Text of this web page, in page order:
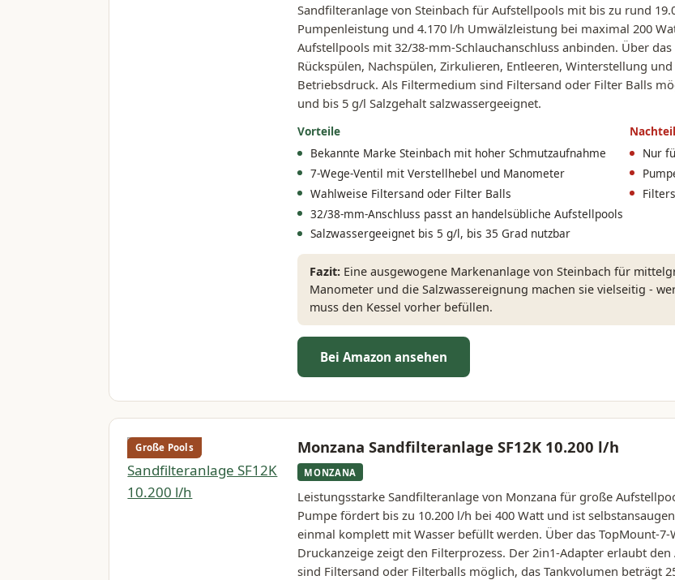
Sandfilteranlage von Steinbach für Aufstellpools mit bis zu rund
Pumpenleistung und 4.170 l/h Umwälzleistung bei maximal 200
Aufstellpools mit 32/38-mm-Schlauchanschluss anbinden. Über
Rückspülen, Nachspülen, Zirkulieren, Entleeren, Winterstellung
Betriebsdruck. Als Filtermedium sind Filtersand oder Filter Balls
und bis 5 g/l Salzgehalt salzwassergeeignet.
Vorteile
Bekannte Marke Steinbach mit hoher Schmutzaufnahme
7-Wege-Ventil mit Verstellhebel und Manometer
Wahlweise Filtersand oder Filter Balls
32/38-mm-Anschluss passt an handelsübliche Aufstellpools
Salzwassergeeignet bis 5 g/l, bis 35 Grad nutzbar
Nur
Fazit:Eine ausgewogene Markenanlage von Steinbach für
Manometer und die Salzwassereignung machen sie vielseitig -
muss den Kessel vorher befüllen.
Bei Amazon ansehen
Große Pools Monzana Sandfilteranlage SF12K 10.200 l/h
MONZANA
Leistungsstarke Sandfilteranlage von Monzana für große
Pumpe fördert bis zu 10.200 l/h bei 400 Watt und ist
einmal komplett mit Wasser befüllt werden. Über das TopMount-
Druckanzeige zeigt den Filterprozess. Der 2in1-Adapter erlaubt
sind Filtersand oder Filterballs möglich, das Tankvolumen beträgt